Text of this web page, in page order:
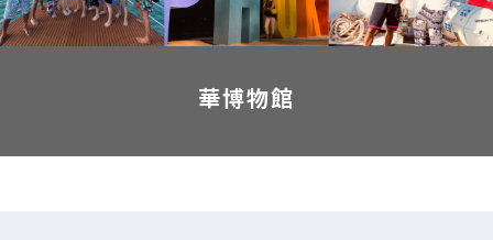
華博物館